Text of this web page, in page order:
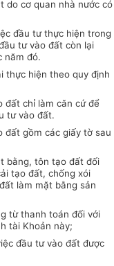
do cơ quan nhà nước có
đầu tư thực hiện trong
tư vào đất còn lại
năm đó.
thực hiện theo quy định
đất chỉ làm căn cứ để
tư vào đất.
đất gồm các giấy tờ sau
bằng, tôn tạo đất đối
tạo đất, chống xói
làm mặt bằng sản
từ thanh toán đối với
tài Khoản này;
đầu tư vào đất được